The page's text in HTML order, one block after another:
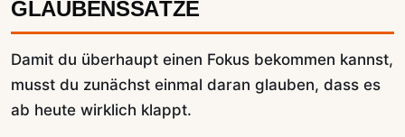
GLAUBENSSÄTZE
Damit du überhaupt einen Fokus bekommen kannst,
musst du zunächst einmal daran glauben, dass es
ab heute wirklich klappt.